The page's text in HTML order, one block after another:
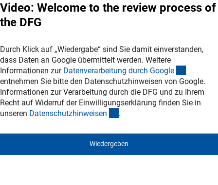
Video: Welcome to the review process of
the DFG
Durch Klick auf „Wiedergabe“ sind Sie damit einverstanden,
dass Daten an Google übermittelt werden. Weitere
Informationen zur Datenverarbeitung durch Google
entnehmen Sie bitte den Datenschutzhinweisen von Google.
Informationen zur Verarbeitung durch die DFG und zu Ihrem
Recht auf Widerruf der Einwilligungserklärung finden Sie in
unseren Datenschutzhinweisen (interner Link)
.
Wiedergeben